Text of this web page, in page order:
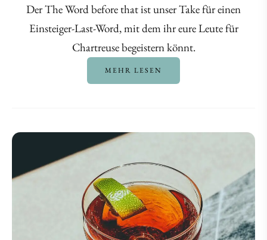
Der The Word before that ist unser Take für einen
Einsteiger-Last-Word, mit dem ihr eure Leute für
Chartreuse begeistern könnt.
MEHR LESEN